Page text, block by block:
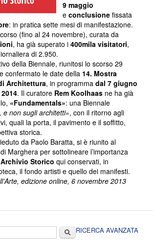
9 maggio
e conclusione fissata
: in pratica sette mesi di manifestazione.
(fino al 24 novembre), curata da
, ha già superato i 400mila visitatori,
di 2.950.
della Biennale, riunitosi lo scorso 29
confermato le date della 14. Mostra
Architettura, in programma dal 7 giugno
. Il curatore Rem Koolhaas ne ha già
«Fundamentals»: una Biennale
e non sugli architetti», con il ritorno agli
quali la porta, il pavimento e il soffitto,
storica.
da Paolo Baratta, si è riunito al
Marghera per sottolineare l’importanza
Archivio Storico qui conservati, in
il fondo artisti e quello dei manifesti.
edizione online, 6 novembre 2013
CercaRICERCA AVANZATA